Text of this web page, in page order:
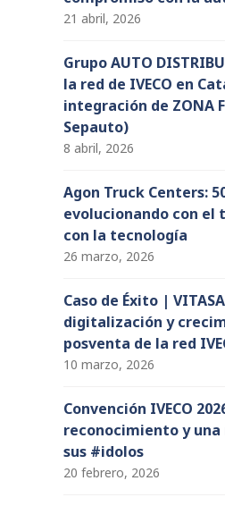
21 abril, 2026
Grupo AUTO
la red de IVECO en
integración de ZONA
Sepauto)
8 abril, 2026
Agon Truck Centers:
evolucionando con
con la tecnología
26 marzo, 2026
Caso de Éxito |
digitalización y
posventa de la red
10 marzo, 2026
Convención IVECO
reconocimiento y una
sus #idolos
20 febrero, 2026